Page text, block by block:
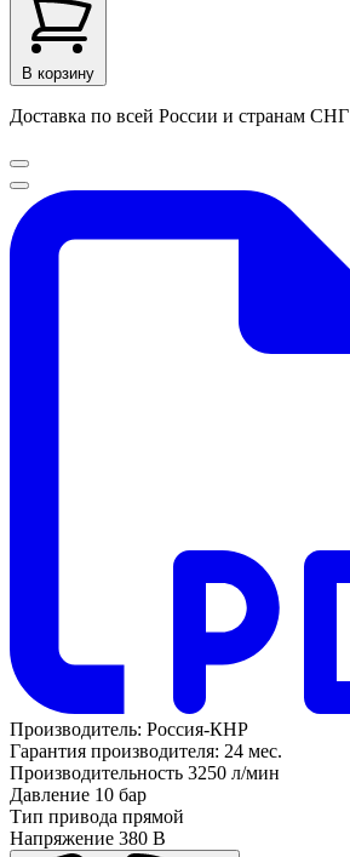
В корзину
Доставка по всей России и странам СНГ
Производитель: Россия-КНР
Гарантия производителя: 24 мес.
Производительность 3250 л/мин
Давление 10 бар
Тип привода прямой
Напряжение 380 В